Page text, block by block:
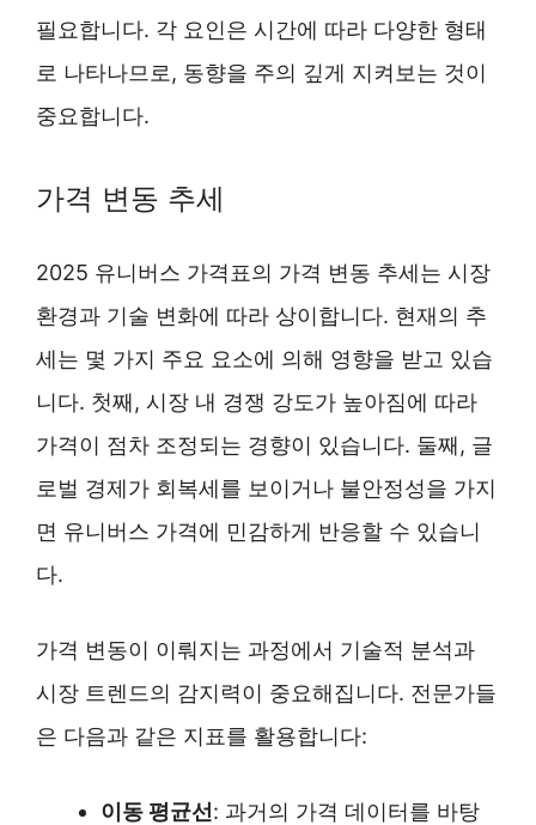
필요합니다. 각 요인은 시간에 따라 다양한 형태
로 나타나므로, 동향을 주의 깊게 지켜보는 것이
중요합니다.
가격 변동 추세
2025 유니버스 가격표의 가격 변동 추세는 시장
환경과 기술 변화에 따라 상이합니다. 현재의 추
세는 몇 가지 주요 요소에 의해 영향을 받고 있습
니다. 첫째, 시장 내 경쟁 강도가 높아짐에 따라
가격이 점차 조정되는 경향이 있습니다. 둘째, 글
로벌 경제가 회복세를 보이거나 불안정성을 가지
면 유니버스 가격에 민감하게 반응할 수 있습니
다.
가격 변동이 이뤄지는 과정에서 기술적 분석과
시장 트렌드의 감지력이 중요해집니다. 전문가들
은 다음과 같은 지표를 활용합니다:
이동 평균선 : 과거의 가격 데이터를 바탕